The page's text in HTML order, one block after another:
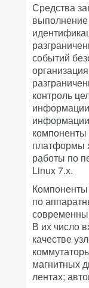
Средства
событий
контроль
платформы
работы по
Linux 7.х.
по
В их число
качестве
магнитных
лентах;